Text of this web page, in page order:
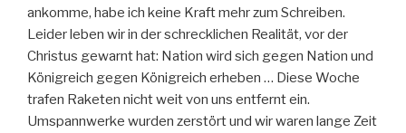
ankomme, habe ich keine Kraft mehr zum Schreiben.
Leider leben wir in der schrecklichen Realität, vor der
Christus gewarnt hat: Nation wird sich gegen Nation und
Königreich gegen Königreich erheben … Diese Woche
trafen Raketen nicht weit von uns entfernt ein.
Umspannwerke wurden zerstört und wir waren lange Zeit